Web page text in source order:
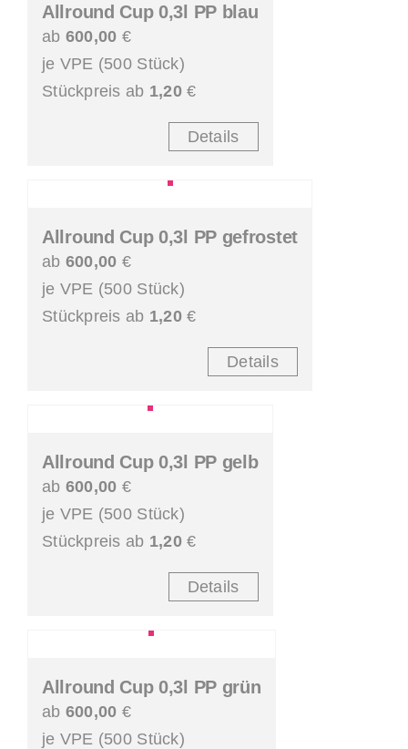
Allround Cup 0,3l PP blau
ab 600,00 €
je VPE (500 Stück)
Stückpreis ab 1,20€
Details
Allround Cup 0,3l PP gefrostet
ab 600,00 €
je VPE (500 Stück)
Stückpreis ab 1,20€
Details
Allround Cup 0,3l PP gelb
ab 600,00 €
je VPE (500 Stück)
Stückpreis ab 1,20€
Details
Allround Cup 0,3l PP grün
ab 600,00 €
je VPE (500 Stück)